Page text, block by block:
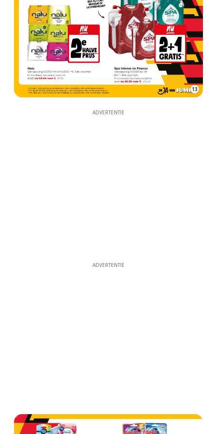
13
ADVERTENTIE
ADVERTENTIE